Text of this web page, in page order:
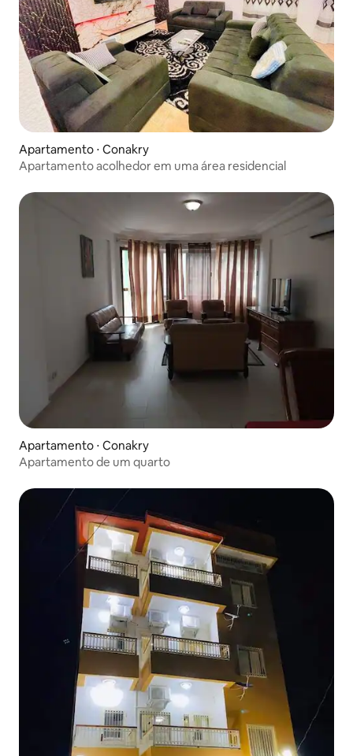
Apartamento ⋅ Conakry
Apartamento acolhedor em uma área residencial
Apartamento ⋅ Conakry
Apartamento de um quarto